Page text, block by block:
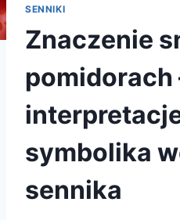
SENNIKI
Znaczenie
symbolika
sennika